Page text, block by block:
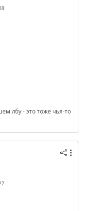
лбу - это тоже чья-то